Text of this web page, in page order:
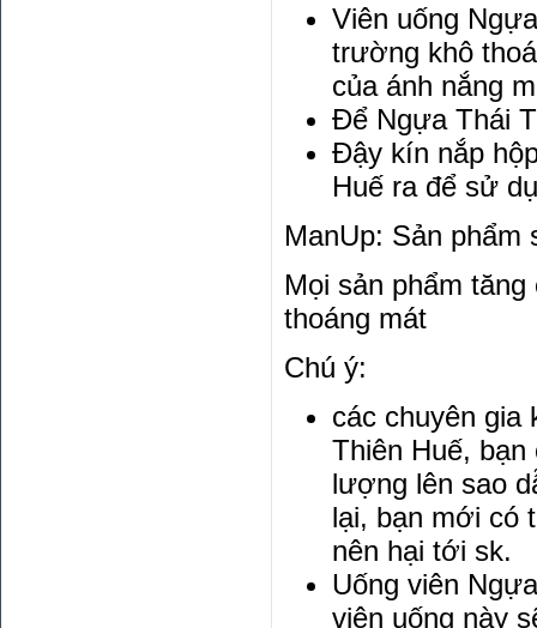
Viên uống
trường khô
của ánh nắng
Để Ngựa Thái
Đậy kín nắp
Huế ra để sử
ManUp: Sản phẩm
Mọi sản phẩm
thoáng mát
Chú ý:
các chuyên gia
Thiên Huế,
lượng lên sao
lại, bạn mới có
nên hại tới sk.
Uống viên
viên uống này